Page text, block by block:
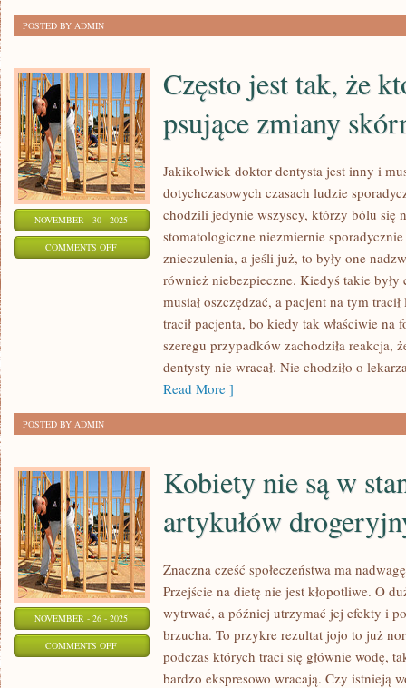
POSTED BY ADMIN
NOVEMBER - 30 - 2025
COMMENTS OFFON
Często jest tak, że
psujące zmiany
Jakikolwiek doktor dentysta jest inny i
dotychczasowych czasach ludzie
chodzili jedynie wszyscy, którzy bólu się
stomatologiczne niezmiernie
znieczulenia, a jeśli już, to były one
również niebezpieczne. Kiedyś takie
musiał oszczędzać, a pacjent na tym
tracił pacjenta, bo kiedy tak właściwie na
szeregu przypadków zachodziła reakcja,
dentysty nie wracał. Nie chodziło o
Read More ]
POSTED BY ADMIN
NOVEMBER - 26 - 2025
COMMENTS OFFON
Kobiety nie są w
artykułów
Znaczna cześć społeczeństwa ma
Przejście na dietę nie jest kłopotliwe. O
wytrwać, a później utrzymać jej efekty i
brzucha. To przykre rezultat jojo to już
podczas których traci się głównie wodę,
bardzo ekspresowo wracają. Czy istnieją